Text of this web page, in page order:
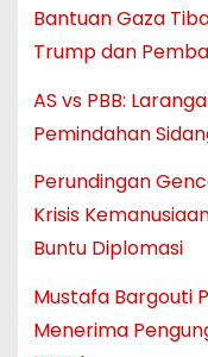
Bantuan Gaza
Trump dan
AS vs PBB:
Pemindahan
Perundingan
Krisis
Buntu Diplomasi
Mustafa Bargouti
Menerima